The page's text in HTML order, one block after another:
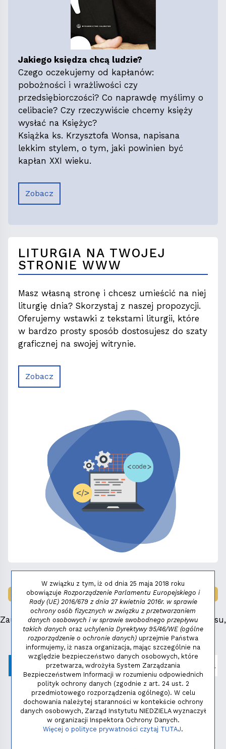
Jakiego księdza chcą ludzie?
Czego oczekujemy od kapłanów:
pobożności i wrażliwości czy
przedsiębiorczości? Co naprawdę myślimy o
celibacie? Czy rzeczywiście chcemy księży
wysłać na Księżyc?
Książka ks. Krzysztofa Wonsa, napisana
lekkim stylem, o tym, jaki powinien być
kapłan XXI wieku.
Zobacz
LITURGIA NA TWOJEJ
STRONIE WWW
Masz własną stronę i chcesz umieścić na niej
liturgię dnia? Skorzystaj z naszej propozycji.
Oferujemy wstawki z tekstami liturgii, które
w bardzo prosty sposób dostosujesz do szaty
graficznej na swojej witrynie.
Zobacz
LAUREAT NAGRODY:MAŁY FENIKS 2025
Zauważyłeś błąd, masz propozycje dotyczące serwisu,
napisz:niezbednik@niedziela.pl
Polityka prywatności
Copyright © 2026 - Instytut NIEDZIELA
W związku z tym, iż od dnia 25 maja 2018 roku
obowiązuje Rozporządzenie Parlamentu Europejskiego i
Rady (UE) 2016/679 z dnia 27 kwietnia 2016r. w sprawie
ochrony osób fizycznych w związku z przetwarzaniem
danych osobowych i w sprawie swobodnego przepływu
takich danych oraz uchylenia Dyrektywy 95/46/WE (ogólne
rozporządzenie o ochronie danych) uprzejmie Państwa
informujemy, iż nasza organizacja, mając szczególnie na
względzie bezpieczeństwo danych osobowych, które
przetwarza, wdrożyła System Zarządzania
Bezpieczeństwem Informacji w rozumieniu odpowiednich
polityk ochrony danych (zgodnie z art. 24 ust. 2
przedmiotowego rozporządzenia ogólnego). W celu
dochowania należytej staranności w kontekście ochrony
danych osobowych, Zarząd Instytutu NIEDZIELA wyznaczył
w organizacji Inspektora Ochrony Danych.
Więcej o polityce prywatności czytaj TUTAJ.